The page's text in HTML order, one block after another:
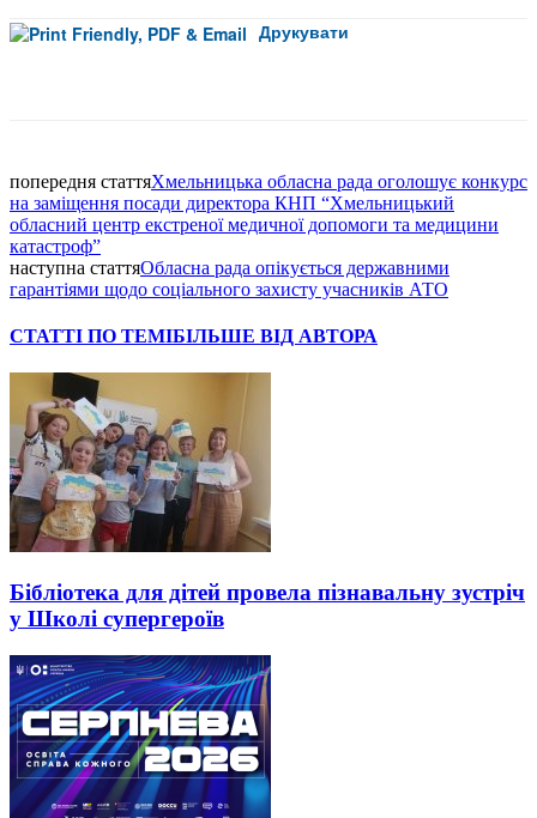
Друкувати
попередня статтяХмельницька обласна рада оголошує конкурс
на заміщення посади директора КНП “Хмельницький
обласний центр екстреної медичної допомоги та медицини
катастроф”
наступна статтяОбласна рада опікується державними
гарантіями щодо соціального захисту учасників АТО
СТАТТІ ПО ТЕМІБІЛЬШЕ ВІД АВТОРА
Бібліотека для дітей провела пізнавальну зустріч
у Школі супергероїв